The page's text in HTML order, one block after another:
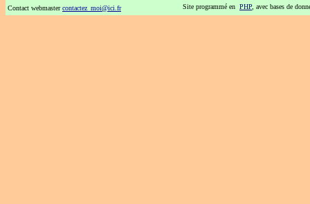
Contact webmastercontactez_moi@ici.fr Site programmé en PHP , avec bases de